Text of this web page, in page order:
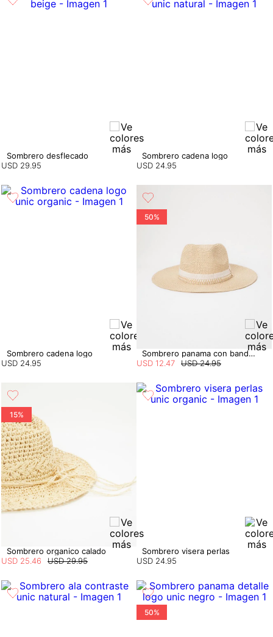
Sombrero desflecado
USD 29.95
Sombrero cadena logo
USD 24.95
Sombrero cadena logo
USD 24.95
50%
Sombrero panama con banda lurex
USD 24.95
USD 12 47
15%
Sombrero organico calado
USD 29.95
USD 25 46
Sombrero visera perlas
USD 24.95
50%